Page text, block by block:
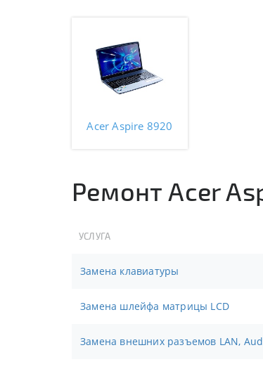
Acer Aspire 8920
Ремонт Acer
УСЛУГА
Замена клавиатуры
Замена шлейфа матрицы LCD
Замена внешних разъемов LAN,